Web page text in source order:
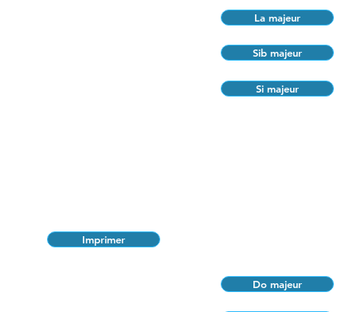
La majeur
Sib majeur
Si majeur
Imprimer
Do majeur